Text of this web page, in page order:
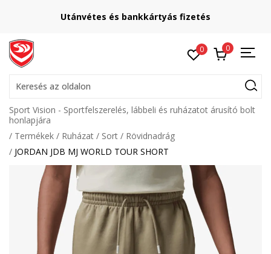
Utánvétes és bankkártyás fizetés
0 0
Keresés az oldalon
Sport Vision - Sportfelszerelés, lábbeli és ruházatot árusító bolt
honlapjára
Termékek
Ruházat Sort
Rövidnadrág
JORDAN JDB MJ WORLD TOUR SHORT